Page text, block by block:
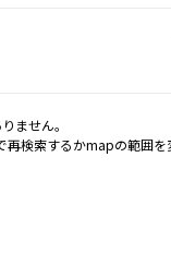
ません。
再検索するかmapの範囲を